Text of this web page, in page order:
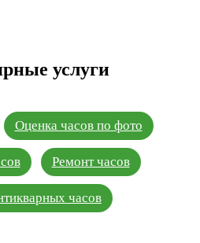
услуги
Оценка часов по фото
Ремонт часов
часов